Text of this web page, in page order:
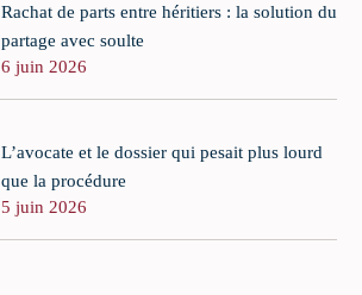
Rachat de parts entre héritiers : la solution du
partage avec soulte
6 juin 2026
L’avocate et le dossier qui pesait plus lourd
que la procédure
5 juin 2026